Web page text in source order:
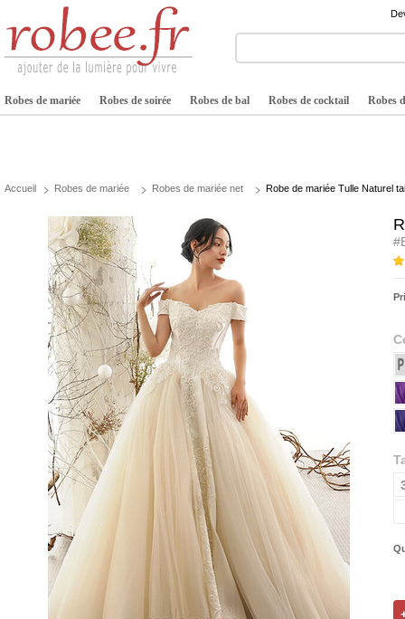
Robes de mariée Robes de soirée Robes de bal Robes de cocktail Robes
Accueil Robes de mariée Robes de mariée net Robe de mariée Tulle Naturel